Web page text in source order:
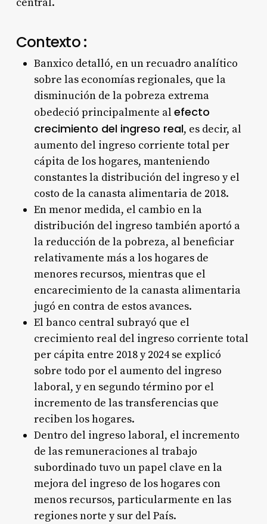
Contexto :
Banxico detalló, en un recuadro analítico
sobre las economías regionales, que la
disminución de la pobreza extrema
obedeció principalmente alefecto
crecimiento del ingreso real, es decir, al
aumento del ingreso corriente total per
cápita de los hogares, manteniendo
constantes la distribución del ingreso y el
costo de la canasta alimentaria de 2018.
En menor medida, el cambio en la
distribución del ingreso también aportó a
la reducción de la pobreza, al beneficiar
relativamente más a los hogares de
menores recursos, mientras que el
encarecimiento de la canasta alimentaria
jugó en contra de estos avances.
El banco central subrayó que el
crecimiento real del ingreso corriente total
per cápita entre 2018 y 2024 se explicó
sobre todo por el aumento del ingreso
laboral, y en segundo término por el
incremento de las transferencias que
reciben los hogares.
Dentro del ingreso laboral, el incremento
de las remuneraciones al trabajo
subordinado tuvo un papel clave en la
mejora del ingreso de los hogares con
menos recursos, particularmente en las
regiones norte y sur del País.